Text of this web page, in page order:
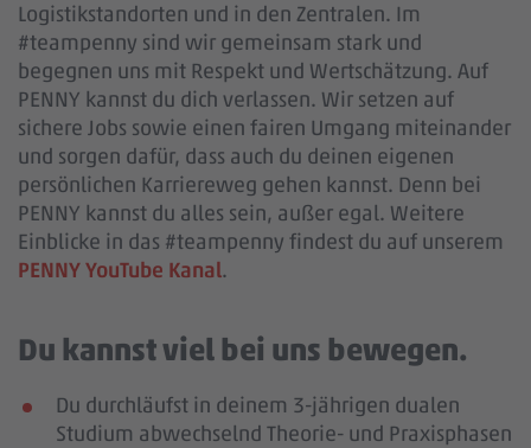
Logistikstandorten und in den Zentralen. Im
#teampenny sind wir gemeinsam stark und
begegnen uns mit Respekt und Wertschätzung. Auf
PENNY kannst du dich verlassen. Wir setzen auf
sichere Jobs sowie einen fairen Umgang miteinander
und sorgen dafür, dass auch du deinen eigenen
persönlichen Karriereweg gehen kannst. Denn bei
PENNY kannst du alles sein, außer egal. Weitere
Einblicke in das #teampenny findest du auf unserem
PENNY YouTube Kanal.
Du kannst viel bei uns bewegen.
Du durchläufst in deinem 3-jährigen dualen
Studium abwechselnd Theorie- und Praxisphasen